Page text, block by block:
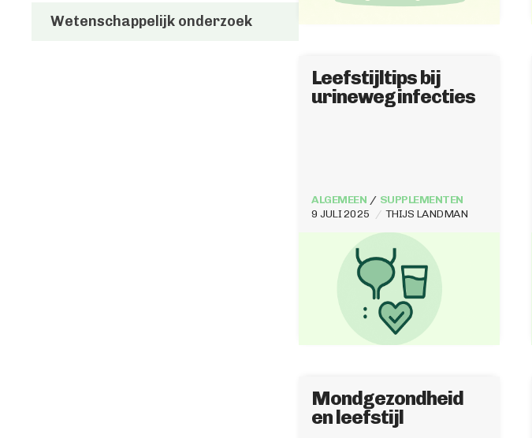
Wetenschappelijk onderzoek
Leefstijltips bij
urineweginfecties
9 JULI 2025 THIJS LANDMAN
ALGEMEEN SUPPLEMENTEN
Mondgezondheid
en leefstijl